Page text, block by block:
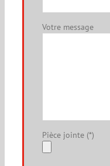
Votre message
Pièce jointe (*)